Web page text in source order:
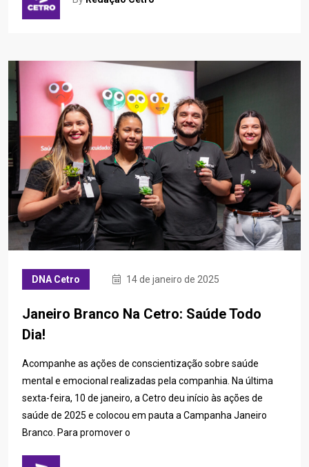
DNA Cetro 14 de janeiro de 2025
Janeiro Branco Na Cetro: Saúde Todo
Dia!
Acompanhe as ações de conscientização sobre saúde
mental e emocional realizadas pela companhia. Na última
sexta-feira, 10 de janeiro, a Cetro deu início às ações de
saúde de 2025 e colocou em pauta a Campanha Janeiro
Branco. Para promover o